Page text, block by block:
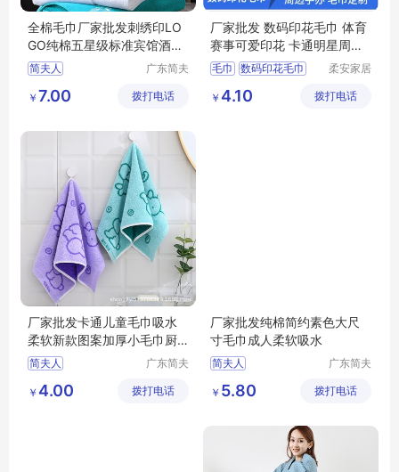
全棉毛巾厂家批发刺绣印LO
GO纯棉五星级标准宾馆酒店
民俗浴巾
简夫人
广东简夫
限公司
￥ 7.00 拨打电话
厂家批发 数码印花毛巾 体育
赛事可爱印花 卡通明星周边
手办 柔安家居
毛巾
数码印花毛巾
柔安家居
通）有限
￥ 4.10 拨打电话
厂家批发卡通儿童毛巾吸水
柔软新款图案加厚小毛巾厨
房擦手巾
简夫人
广东简夫
限公司
￥ 4.00 拨打电话
厂家批发纯棉简约素色大尺
寸毛巾成人柔软吸水
简夫人
广东简夫
限公司
￥ 5.80 拨打电话